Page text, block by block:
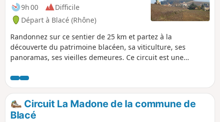
9h 00
Difficile
Départ à Blacé (Rhône)
Randonnez sur ce sentier de 25 km et partez à la
découverte du patrimoine blacéen, sa viticulture, ses
panoramas, ses vieilles demeures. Ce circuit est une
et reprend en partie ces derniers (la Madone 5 km, les
Béragnons 10 km et les Têtières 16 km).
Circuit La Madone de la commune de
Blacé